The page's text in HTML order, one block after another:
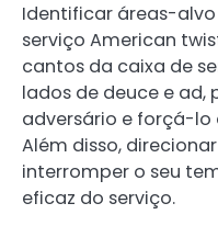
Identificar áreas-
serviço American
cantos da caixa de
lados de deuce e ad,
adversário e forçá-lo
Além disso,
interromper o seu
eficaz do serviço.